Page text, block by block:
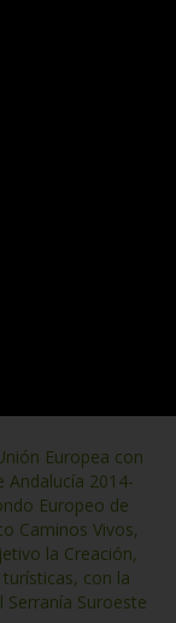
Europea con
Andalucía 2014-
Europeo de
Caminos Vivos,
la Creación,
con la
Suroeste